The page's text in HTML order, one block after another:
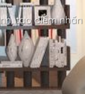
tạo điểm nhấn